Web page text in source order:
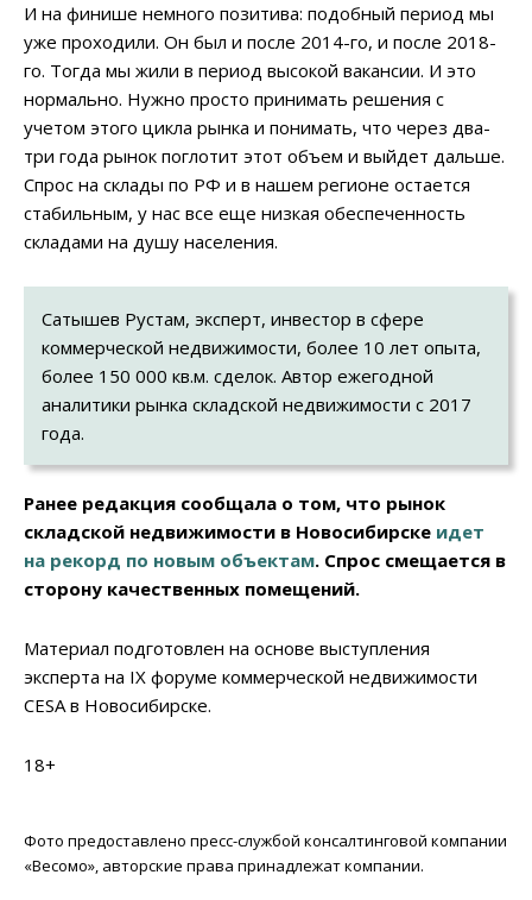
И на финише немного позитива: подобный период мы
уже проходили. Он был и после 2014-го, и после 2018-
го. Тогда мы жили в период высокой вакансии. И это
нормально. Нужно просто принимать решения с
учетом этого цикла рынка и понимать, что через два-
три года рынок поглотит этот объем и выйдет дальше.
Спрос на склады по РФ и в нашем регионе остается
стабильным, у нас все еще низкая обеспеченность
складами на душу населения.
Сатышев Рустам, эксперт, инвестор в сфере
коммерческой недвижимости, более 10 лет опыта,
более 150 000 кв.м. сделок. Автор ежегодной
аналитики рынка складской недвижимости с 2017
года.
Ранее редакция сообщала о том, что рынок
складской недвижимости в Новосибирске идет
на рекорд по новым объектам. Спрос смещается в
сторону качественных помещений.
Материал подготовлен на основе выступления
эксперта на IX форуме коммерческой недвижимости
CESA в Новосибирске.
18+
Фото предоставлено пресс-службой консалтинговой компании
«Весомо», авторские права принадлежат компании.